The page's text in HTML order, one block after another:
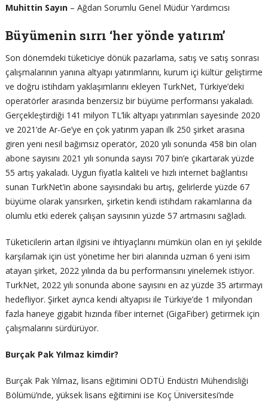
Muhittin Sayın– Ağdan Sorumlu Genel Müdür Yardımcısı
Büyümenin sırrı ‘her yönde yatırım’
Son dönemdeki tüketiciye dönük pazarlama, satış ve satış sonrası
çalışmalarının yanına altyapı yatırımlarını, kurum içi kültür geliştirme
ve doğru istihdam yaklaşımlarını ekleyen TurkNet, Türkiye’deki
operatörler arasında benzersiz bir büyüme performansı yakaladı.
Gerçekleştirdiği 141 milyon TL’lik altyapı yatırımları sayesinde 2020
ve 2021’de Ar-Ge’ye en çok yatırım yapan ilk 250 şirket arasına
giren yeni nesil bağımsız operatör, 2020 yılı sonunda 458 bin olan
abone sayısını 2021 yılı sonunda sayısı 707 bin’e çıkartarak yüzde
55 artış yakaladı. Uygun fiyatla kaliteli ve hızlı internet bağlantısı
sunan TurkNet’in abone sayısındaki bu artış, gelirlerde yüzde 67
büyüme olarak yansırken, şirketin kendi istihdam rakamlarına da
olumlu etki ederek çalışan sayısının yüzde 57 artmasını sağladı.
Tüketicilerin artan ilgisini ve ihtiyaçlarını mümkün olan en iyi şekilde
karşılamak için üst yönetime her biri alanında uzman 6 yeni isim
atayan şirket, 2022 yılında da bu performansını yinelemek istiyor.
TurkNet, 2022 yılı sonunda abone sayısını en az yüzde 35 artırmayı
hedefliyor. Şirket ayrıca kendi altyapısı ile Türkiye’de 1 milyondan
fazla haneye gigabit hızında fiber internet (GigaFiber) getirmek için
çalışmalarını sürdürüyor.
Burçak Pak Yılmaz kimdir?
Burçak Pak Yılmaz, lisans eğitimini ODTÜ Endüstri Mühendisliği
Bölümü’nde, yüksek lisans eğitimini ise Koç Üniversitesi’nde